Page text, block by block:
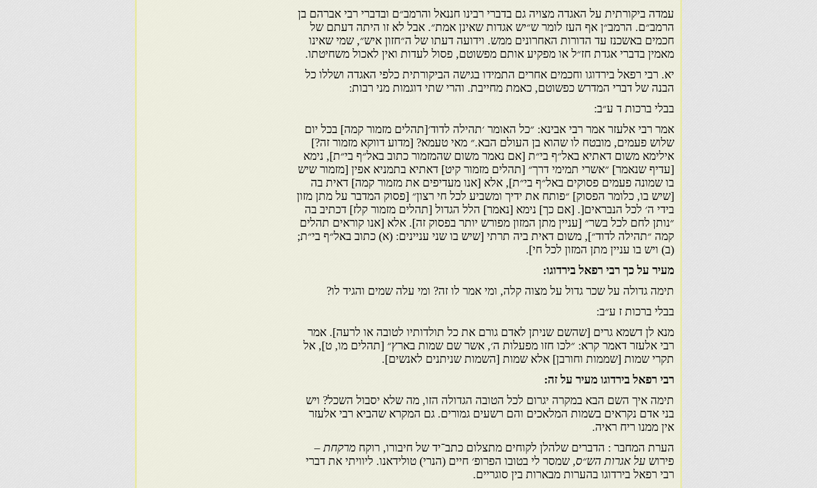
עמדה ביקורתית על האגדה מצויה גם בדברי רבינו חננאל והרמב״ם ובדברי רבי אברהם בן
הרמב״ם. הרמב״ן אף העז לומר ש״יש אגדות שאינן אמת״. אבל לא זו היתה דעתם של
חכמים באשכנז עד הדורות האחרונים ממש. וידועה דעתו של ה״חזון איש״, שמי שאינו
מאמין בדברי אגדת חז״ל או מפקיע אותם מפשוטם, פסול לעדות ואין לאכול משחיטתו.
יא. רבי רפאל בירדוגו וחכמים אחרים התמידו בגישה הביקורתית כלפי האגדה ושללו כל
הבנה של דברי המדרש כפשוטם, כאמת מחייבת. והרי שתי דוגמות מני רבות:
בבלי ברכות ד ע״ב:
אמר רבי אלעזר אמר רבי אבינא: ״כל האומר ׳תהילה לדוד׳[תהלים מזמור קמה] בכל יום
שלוש פעמים, מובטח לו שהוא בן העולם הבא.״ מאי טעמא? [מדוע דווקא מזמור זה?]
אילימא משום דאתיא באל״ף בי״ת [אם נאמר משום שהמזמור כתוב באל״ף בי״ת], נימא
[עדיף שנאמר] ״אשרי תמימי דרך״ [תהלים מזמור קיט] דאתיא בתמניא אפין [מזמור שיש
בו שמונה פעמים פסוקים באל״ף בי״ת], אלא [אנו מעדיפים את מזמור קמה] דאית בה
[שיש בו, כלומר הפסוק] ״פותח את ידיך ומשביע לכל חי רצון״ [פסוק המדבר על מתן מזון
בידי ה׳ לכל הנבראים[. [אם כך] נימא [נאמר] הלל הגדול [תהלים מזמור קלז] דכתיב בה
״נותן לחם לכל בשר״ [עניין מתן המזון מפורש יותר בפסוק זה]. אלא [אנו קוראים תהלים
קמה ״תהילה לדוד״], משום דאית ביה תרתי [שיש בו שני עניינים: (א) כתוב באל״ף בי״ת;
(ב) ויש בו עניין מתן המזון לכל חי].
מעיר על כך רבי רפאל בירדוגו:
תימה גדולה על שכר גדול על מצוה קלה, ומי אמר לו זה? ומי עלה שמים והגיד לו?
בבלי ברכות ז ע״ב:
מנא לן דשמא גרים [שהשם שניתן לאדם גורם את כל תולדותיו לטובה או לרעה]. אמר
רבי אלעזר דאמר קרא: ״לכו חזו מפעלות ה׳, אשר שם שמות בארץ״ [תהלים מו, ט], אל
תקרי שמות [שממות וחורבן] אלא שמות [השמות שניתנים לאנשים].
רבי רפאל בירדוגו מעיר על זה:
תימה איך השם הבא במקרה יגרום לכל הטובה הגדולה הזו, מה שלא יסבול השכל? ויש
בני אדם נקראים בשמות המלאכים והם רשעים גמורים. גם המקרא שהביא רבי אלעזר
אין ממנו ריח ראיה.
הערת המחבר : הדברים שלהלן לקוחים מתצלום כתב־יד של חיבורו, רוקח מרקחת –
פירוש על אגרות הש״ס, שמסר לי בטובו הפרופ׳ חיים (הנרי) טולידאנו. ליוויתי את דברי
רבי רפאל בירדוגו בהערות מבארות בין סוגריים.